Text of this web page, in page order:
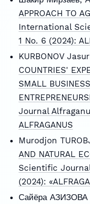
APPROACH TO
International
1 No. 6 (2024):
KURBONOV
COUNTRIES'
SMALL
Journal
ALFRAGANUS
Murodjon
AND NATURAL
Scientific
(2024):
Сайёра АЗИЗОВА